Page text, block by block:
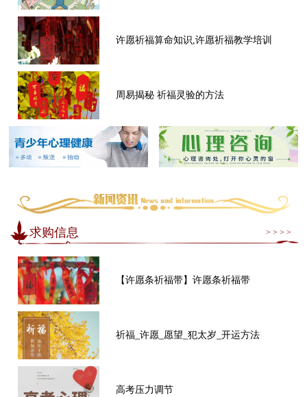
许愿祈福算命知识,许愿祈福教学培训
周易揭秘 祈福灵验的方法
求购信息 > > > >
【许愿条祈福带】许愿条祈福带
祈福_许愿_愿望_犯太岁_开运方法
高考压力调节